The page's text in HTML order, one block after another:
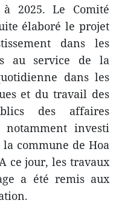
2025. Le Comité
élaboré le projet
dans les
au service de la
dans les
et du travail des
des affaires
investi
commune de Hoa
ce jour, les travaux
a été remis aux